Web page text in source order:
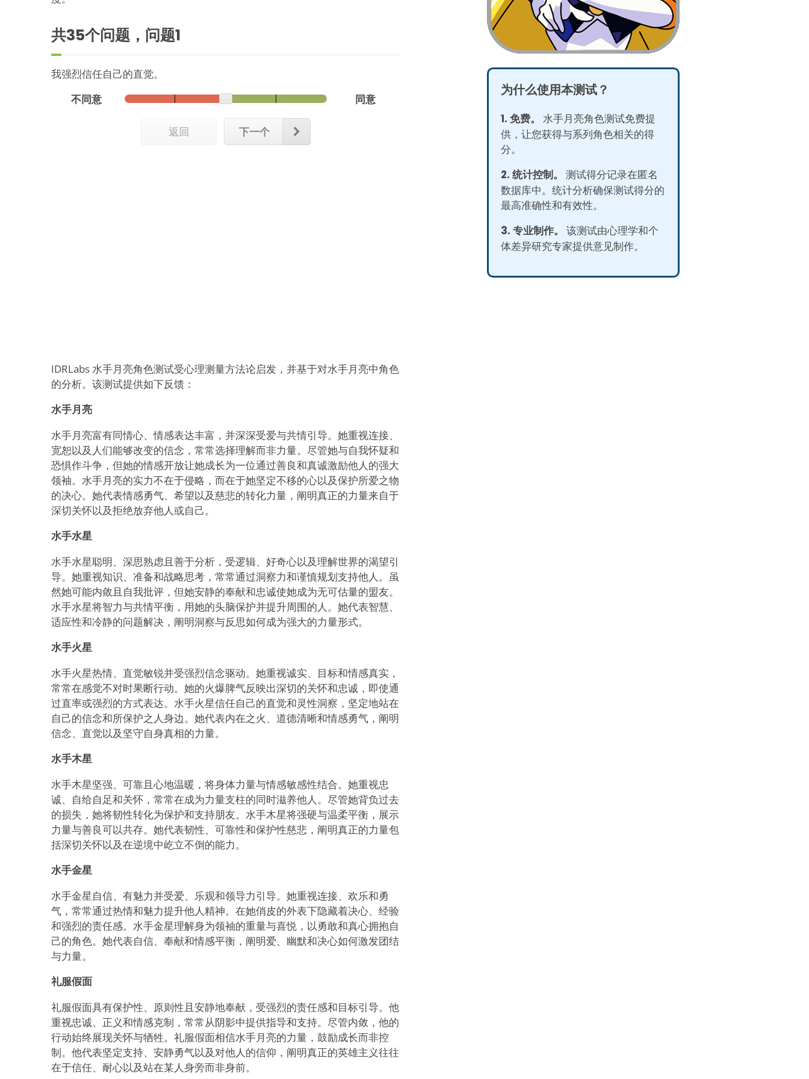
共35个问题，问题1
我强烈信任自己的直觉。
不同意
同意
返回 下一个
IDRLabs 水手月亮角色测试受心理测量方法论启发，并基于对水手月亮中角色
的分析。该测试提供如下反馈：
水手月亮
水手月亮富有同情心、情感表达丰富，并深深受爱与共情引导。她重视连接、
宽恕以及人们能够改变的信念，常常选择理解而非力量。尽管她与自我怀疑和
恐惧作斗争，但她的情感开放让她成长为一位通过善良和真诚激励他人的强大
领袖。水手月亮的实力不在于侵略，而在于她坚定不移的心以及保护所爱之物
的决心。她代表情感勇气、希望以及慈悲的转化力量，阐明真正的力量来自于
深切关怀以及拒绝放弃他人或自己。
水手水星
水手水星聪明、深思熟虑且善于分析，受逻辑、好奇心以及理解世界的渴望引
导。她重视知识、准备和战略思考，常常通过洞察力和谨慎规划支持他人。虽
然她可能内敛且自我批评，但她安静的奉献和忠诚使她成为无可估量的盟友。
水手水星将智力与共情平衡，用她的头脑保护并提升周围的人。她代表智慧、
适应性和冷静的问题解决，阐明洞察与反思如何成为强大的力量形式。
水手火星
水手火星热情、直觉敏锐并受强烈信念驱动。她重视诚实、目标和情感真实，
常常在感觉不对时果断行动。她的火爆脾气反映出深切的关怀和忠诚，即使通
过直率或强烈的方式表达。水手火星信任自己的直觉和灵性洞察，坚定地站在
自己的信念和所保护之人身边。她代表内在之火、道德清晰和情感勇气，阐明
信念、直觉以及坚守自身真相的力量。
水手木星
水手木星坚强、可靠且心地温暖，将身体力量与情感敏感性结合。她重视忠
诚、自给自足和关怀，常常在成为力量支柱的同时滋养他人。尽管她背负过去
的损失，她将韧性转化为保护和支持朋友。水手木星将强硬与温柔平衡，展示
力量与善良可以共存。她代表韧性、可靠性和保护性慈悲，阐明真正的力量包
括深切关怀以及在逆境中屹立不倒的能力。
水手金星
水手金星自信、有魅力并受爱、乐观和领导力引导。她重视连接、欢乐和勇
气，常常通过热情和魅力提升他人精神。在她俏皮的外表下隐藏着决心、经验
和强烈的责任感。水手金星理解身为领袖的重量与喜悦，以勇敢和真心拥抱自
己的角色。她代表自信、奉献和情感平衡，阐明爱、幽默和决心如何激发团结
与力量。
礼服假面
礼服假面具有保护性、原则性且安静地奉献，受强烈的责任感和目标引导。他
重视忠诚、正义和情感克制，常常从阴影中提供指导和支持。尽管内敛，他的
行动始终展现关怀与牺牲。礼服假面相信水手月亮的力量，鼓励成长而非控
制。他代表坚定支持、安静勇气以及对他人的信仰，阐明真正的英雄主义往往
在于信任、耐心以及站在某人身旁而非身前。
为什么使用本测试？
1. 免费。
水手月亮角色测试免费提
供，让您获得与系列角色相关的得
分。
2. 统计控制。
测试得分记录在匿名
数据库中。统计分析确保测试得分的
最高准确性和有效性。
3. 专业制作。
该测试由心理学和个
体差异研究专家提供意见制作。